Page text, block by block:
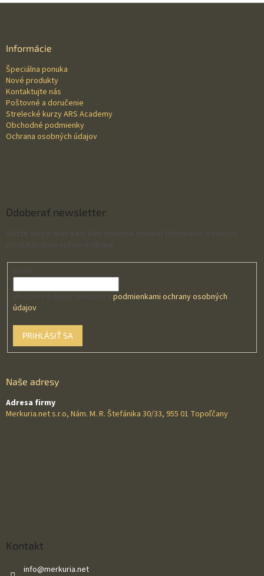
Informácie
Špeciálna ponuka
Nové produkty
Kontaktujte nás
Poštovné a doručenie
Strelecké kurzy ARS Academy
Obchodné podmienky
Ochrana osobných údajov
Odoberať newsletter
podmienkami ochrany osobných
údajov
PRIHLÁSIŤ SA
Naše adresy
Adresa firmy
Merkuria.net s.r.o, Nám. M. R. Štefánika 30/33, 955 01 Topoľčany
Kontakt
info@merkuria.net